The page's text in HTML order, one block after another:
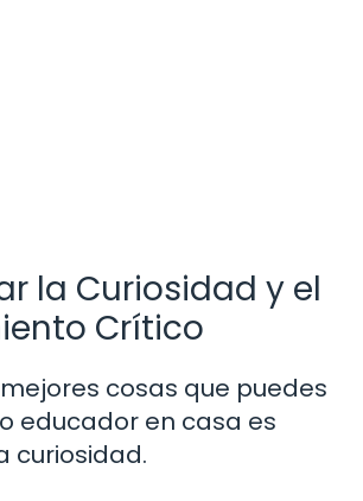
la Curiosidad y el
Crítico
cosas que puedes
educador en casa es
curiosidad.